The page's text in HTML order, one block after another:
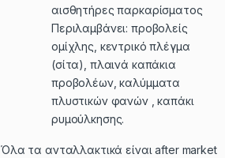
αισθητήρες παρκαρίσματος
Περιλαμβάνει: προβολείς
ομίχλης, κεντρικό πλέγμα
(σίτα), πλαινά καπάκια
προβολέων, καλύμματα
πλυστικών φανών , καπάκι
ρυμούλκησης.
Όλα τα ανταλλακτικά είναι after market